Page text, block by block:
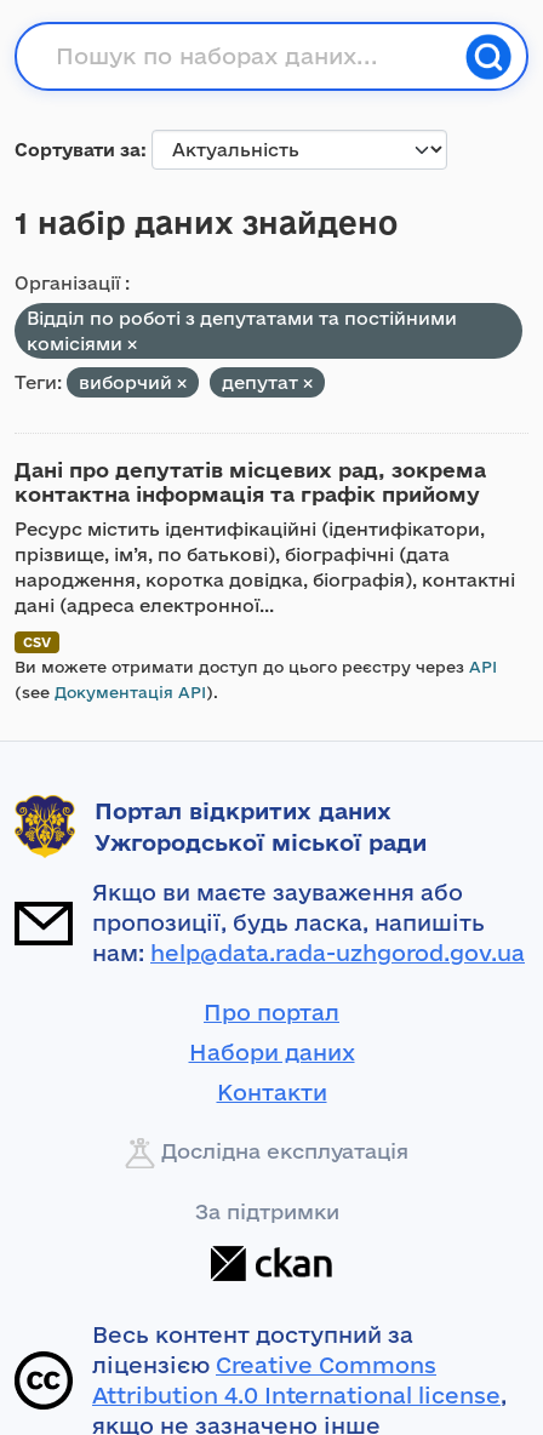
Сортувати за
1 набір даних знайдено
Організації :
Відділ по роботі з депутатами та постійними
комісіями
Теги:
виборчий депутат
Дані про депутатів місцевих рад, зокрема
контактна інформація та графік прийому
Ресурс містить ідентифікаційні (ідентифікатори,
прізвище, ім’я, по батькові), біографічні (дата
народження, коротка довідка, біографія), контактні
дані (адреса електронної...
CSV
Ви можете отримати доступ до цього реєстру через API
(see Документація API).
Портал відкритих даних
Ужгородської міської ради
Якщо ви маєте зауваження або
пропозиції, будь ласка, напишіть
нам: help@data.rada-uzhgorod.gov.ua
Про портал
Набори даних
Контакти
Дослідна експлуатація
За підтримки
Весь контент доступний за
ліцензією Creative Commons
Attribution 4.0 International license,
якщо не зазначено інше